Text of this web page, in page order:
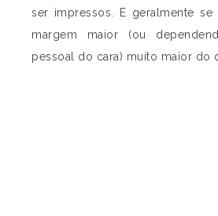
ser impressos. E geralmente se
margem maior (ou
pessoal do cara) muito maior do